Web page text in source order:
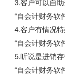
3.客户可以自
“自会计财务软
4.客户有情况
“自会计财务软
5.听说是进销
“自会计财务软